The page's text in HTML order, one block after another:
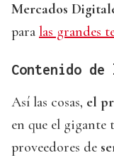
Mercados
para las grandes
Contenido
Así las cosas, el
en que el gigante
proveedores de